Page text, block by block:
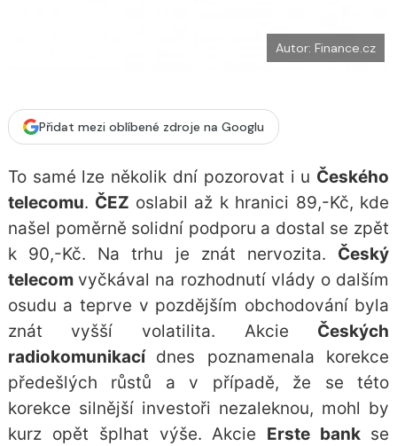
Autor: Finance.cz
Přidat mezi oblíbené zdroje na Googlu
To samé lze několik dní pozorovat i u Českého
telecomu. ČEZ oslabil až k hranici 89,-Kč, kde
našel poměrně solidní podporu a dostal se zpět
k 90,-Kč. Na trhu je znát nervozita. Český
telecom vyčkával na rozhodnutí vlády o dalším
osudu a teprve v pozdějším obchodování byla
znát vyšší volatilita. Akcie Českých
radiokomunikací dnes poznamenala korekce
předešlých růstů a v případě, že se této
korekce silnější investoři nezaleknou, mohl by
kurz opět šplhat výše. Akcie Erste bank se